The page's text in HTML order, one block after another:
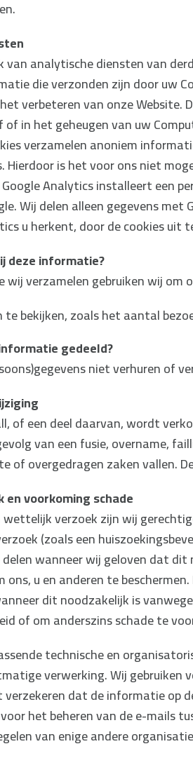
van analytische diensten van
die verzonden zijn door uw
verbeteren van onze Website.
of in het geheugen van uw
verzamelen anoniem
Hierdoor is het voor ons niet
Analytics installeert een
Wij delen alleen gegevens
u herkent, door de cookies uit
deze informatie?
verzamelen gebruiken wij om
bekijken, zoals het aantal
gedeeld?
niet verhuren of
of een deel daarvan, wordt
van een fusie, overname,
of overgedragen zaken vallen.
voorkoming schade
wettelijk verzoek zijn wij
(zoals een
wanneer wij geloven dat
u en anderen te
dit noodzakelijk is
of om anderszins schade te
technische en
verwerking. Wij
verzekeren dat de informatie op
het beheren van de e-mails
van enige andere